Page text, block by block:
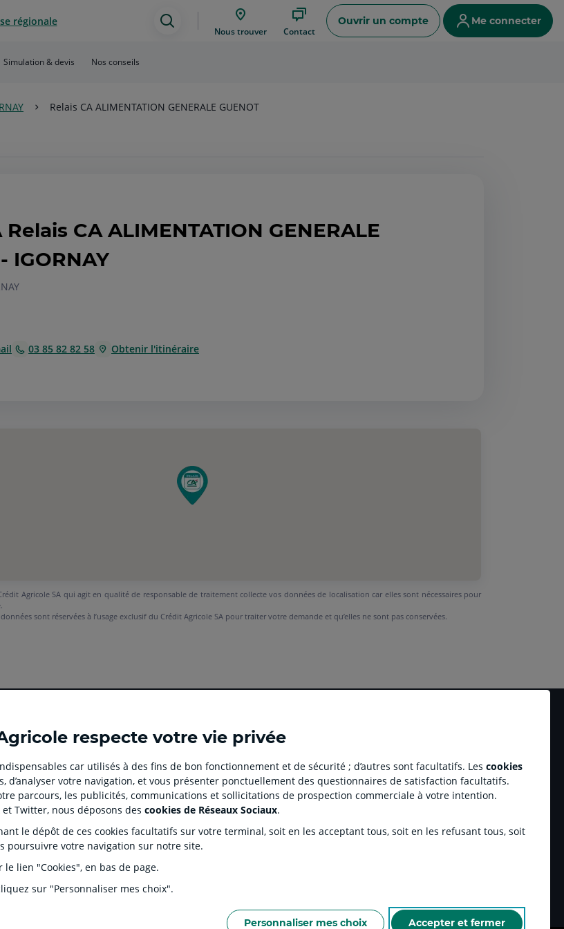
respecte votre vie privée
car utilisés à des fins de bon fonctionnement et de sécurité ; d’autres sont facultatifs. Les cookies
votre navigation, et vous présenter ponctuellement des questionnaires de satisfaction facultatifs.
parcours, les publicités, communications et sollicitations de prospection commerciale à votre intention.
Twitter, nous déposons des cookies de Réseaux Sociaux.
le dépôt de ces cookies facultatifs sur votre terminal, soit en les acceptant tous, soit en les refusant tous, soit
poursuivre votre navigation sur notre site.
lien "Cookies", en bas de page.
sur "Personnaliser mes choix".
Personnaliser mes choix Accepter et fermer
régionale
Assistance
Nous trouver Contact
Ouvrir un compte Me connecter
Simulation & devis Nos conseils
Relais CA ALIMENTATION GENERALE GUENOT
Relais CA ALIMENTATION GENERALE
IGORNAY
03 85 82 82 58 Obtenir l'itinéraire
Agricole SA qui agit en qualité de responsable de traitement collecte vos données de localisation car elles sont nécessaires pour
sont réservées à l’usage exclusif du Crédit Agricole SA pour traiter votre demande et qu’elles ne sont pas conservées.
Ouvert
dans
un
nouvel
onglet
:
aller
sur
la
page
facebook
dans
un
nouvel
onglet
:
Aller
sur
la
page
instagram
Ouvert
dans
un
nouvel
onglet
:
aller
sur
la
page
youtube
Ouvert
dans
un
nouvel
onglet
:
aller
sur
page
twitter
Ouvert
dans
un
nouvel
onglet
:
Aller
sur
(FGDR)
SITES SPECIALISES
Prêt immobilier en ligne
Agences immobilières Square
Habitat
Service de télésurveillance
Réseau professionnel Youzful
Partenariats sportifs
Accessibilité numérique du site